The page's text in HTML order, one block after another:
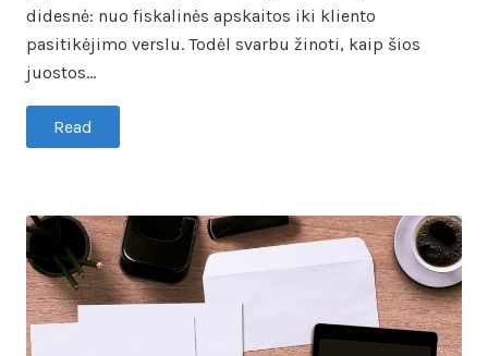
didesnė: nuo fiskalinės apskaitos iki kliento
pasitikėjimo verslu. Todėl svarbu žinoti, kaip šios
juostos…
Read